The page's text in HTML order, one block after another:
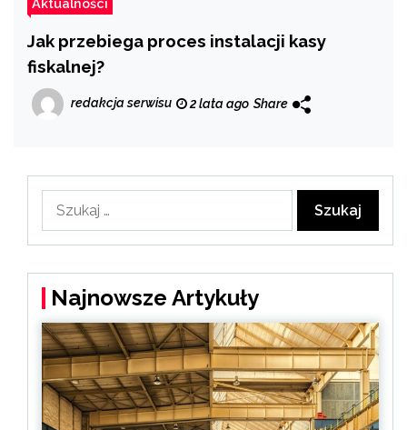
Aktualności
Jak przebiega proces instalacji kasy
fiskalnej?
redakcja serwisu 2 lata ago Share
Najnowsze Artykuły